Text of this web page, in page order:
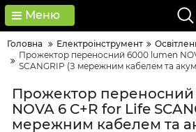
Меню
Головна Електроінструмент
Прожектор переносний 6000 lumen
SCANGRIP (З мережним кабелем та
Прожектор
NOVA 6 C+R for Life
мережним кабелем та